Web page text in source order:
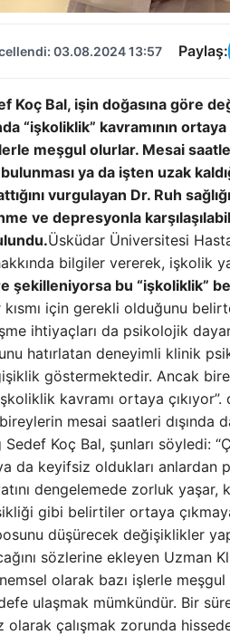
03.08.2024 13:57 Paylaş:
Koç Bal, işin doğasına göre
“işkoliklik” kavramının
meşgul olurlar. Mesai
ya da işten uzak
vurgulayan Dr. Ruh
ve depresyonla
Üsküdar Üniversitesi
bilgiler vererek, işkolik
şekilleniyorsa bu “işkoliklik”
kısmı için gerekli olduğunu
ihtiyaçları da psikolojik
hatırlatan deneyimli klinik
göstermektedir. Ancak
kavramı ortaya çıkıyor”.
mesai saatleri dışında
Koç Bal, şunları söyledi:
da keyifsiz oldukları anlardan
dengelemede zorluk
gibi belirtiler ortaya
düşürecek değişiklikler
sözlerine ekleyen
olarak bazı işlerle
ulaşmak mümkündür. Bir
çalışmak zorunda